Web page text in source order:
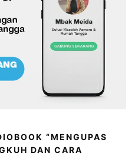
“MENGUPAS
DAN CARA